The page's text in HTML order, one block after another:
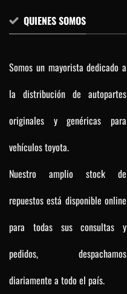
QUIENES SOMOS
Somos un mayorista dedicado a
la distribución de autopartes
originales y genéricas para
vehículos toyota.
Nuestro amplio stock de
repuestos está disponible online
para todas sus consultas y
pedidos, despachamos
diariamente a todo el país.